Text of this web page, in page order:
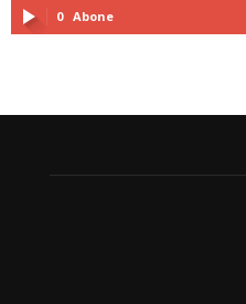
0 Abone